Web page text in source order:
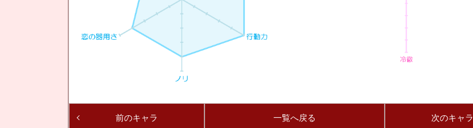
前のキャラ 一覧へ戻る 次のキャラ